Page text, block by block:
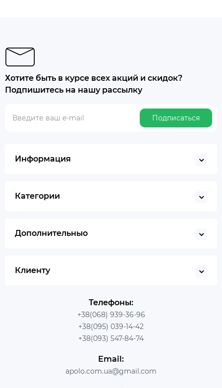
Хотите быть в курсе всех акций и скидок?
Подпишитесь на нашу рассылку
Подписаться
Информация
Категории
Дополнительныо
Клиенту
Телефоны:
+38(068) 939-36-96
+38(095) 039-14-42
+38(093) 547-84-74
Email:
apolo.com.ua@gmail.com